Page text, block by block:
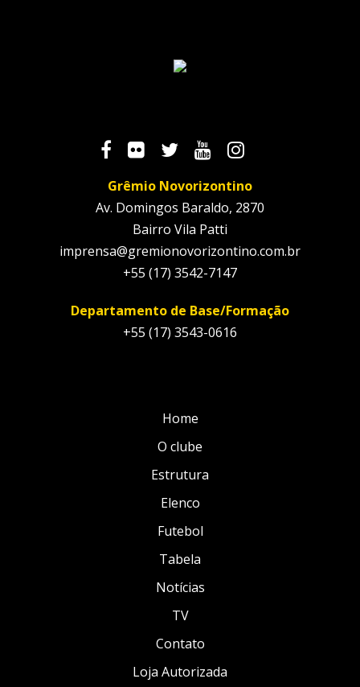
Grêmio Novorizontino
Av. Domingos Baraldo, 2870
Bairro Vila Patti
imprensa@gremionovorizontino.com.br
+55 (17) 3542-7147
Departamento de Base/Formação
+55 (17) 3543-0616
Home
O clube
Estrutura
Elenco
Futebol
Tabela
Notícias
TV
Contato
Loja Autorizada